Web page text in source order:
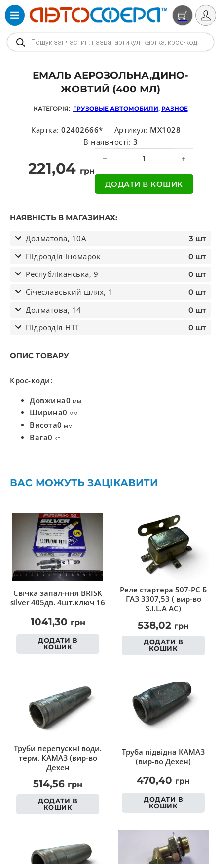
Products search
ЕМАЛЬ АЕРОЗОЛЬНА,ДИНО-
ЖОВТИЙ (400 МЛ)
КАТЕГОРІЯ: ГРУЗОВЫЕ АВТОМОБИЛИ, РАЗНОЕ
Картка:02402666* Артикул: MX1028
В наявності: 3
221,04 грн
Емаль аерозольна,дино-жовтий
ДОДАТИ В КОШИК
НАЯВНІСТЬ В МАГАЗИНАХ:
Долматова, 10А 3 шт
Підрозділ Іномарок 0 шт
Республіканська, 9 0 шт
Січеславський шлях, 1 0 шт
Долматова, 14 0 шт
Підрозділ НТТ 0 шт
ОПИС ТОВАРУ
Крос-коди:
Довжина0 мм
Ширина0 мм
Висота0 мм
Вага0 кг
ВАС МОЖУТЬ ЗАЦІКАВИТИ
Свічка запал-ння BRISK
silver 405дв. 4шт.ключ 16
1041,30 грн
ДОДАТИ В
КОШИК
Реле стартера 507-РС Б
ГАЗ 3307,53 ( вир-во
S.I.L.A AC)
538,02 грн
ДОДАТИ В
КОШИК
Труби перепускні води.
терм. КАМАЗ (вир-во
Дехен
514,56 грн
ДОДАТИ В
КОШИК
Труба підвідна КАМАЗ
(вир-во Дехен)
470,40 грн
ДОДАТИ В
КОШИК